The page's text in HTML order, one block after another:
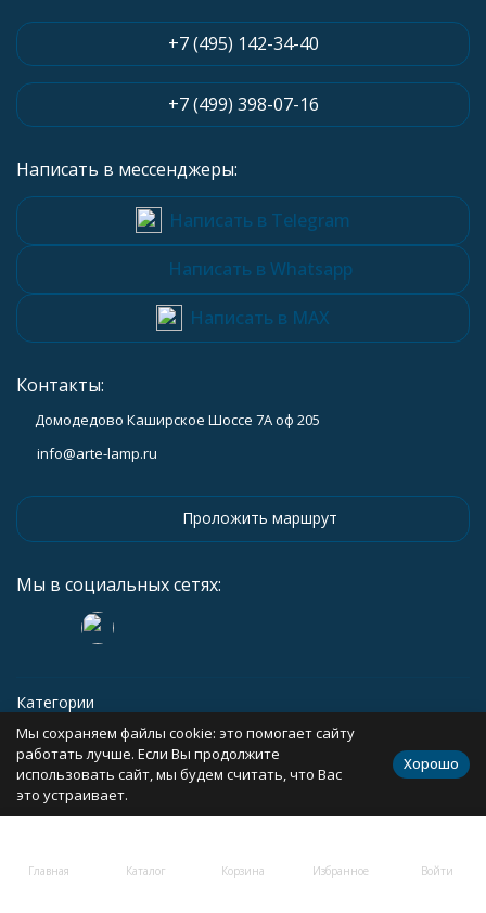
Главная Каталог Корзина Избранное Войти
+7 (495) 142-34-40
+7 (499) 398-07-16
Написать в мессенджеры:
Написать в Telegram
Написать в Whatsapp
Написать в MAX
Контакты:
Домодедово Каширское Шоссе 7А оф 205
info@arte-lamp.ru
Проложить маршрут
Мы в социальных сетях:
Категории
Информация
Политика персональных данных Карта сайта
Мы сохраняем файлы cookie: это помогает сайту
работать лучше. Если Вы продолжите
использовать сайт, мы будем считать, что Вас
это устраивает.
Хорошо